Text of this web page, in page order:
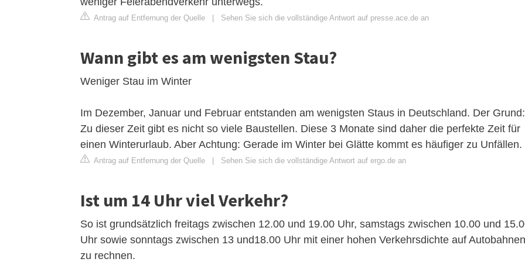
Antrag auf Entfernung der Quelle | Sehen Sie sich die vollständige Antwort auf presse.ace.de an
Wann gibt es am wenigsten Stau?
Weniger Stau im Winter
Im Dezember, Januar und Februar entstanden am wenigsten Staus in Deutschland. Der Grund:
Zu dieser Zeit gibt es nicht so viele Baustellen. Diese 3 Monate sind daher die perfekte Zeit für
einen Winterurlaub. Aber Achtung: Gerade im Winter bei Glätte kommt es häufiger zu Unfällen.
Antrag auf Entfernung der Quelle | Sehen Sie sich die vollständige Antwort auf ergo.de an
Ist um 14 Uhr viel Verkehr?
So ist grundsätzlich freitags zwischen 12.00 und 19.00 Uhr, samstags zwischen 10.00 und
Uhr sowie sonntags zwischen 13 und18.00 Uhr mit einer hohen Verkehrsdichte auf Autobahnen
zu rechnen.